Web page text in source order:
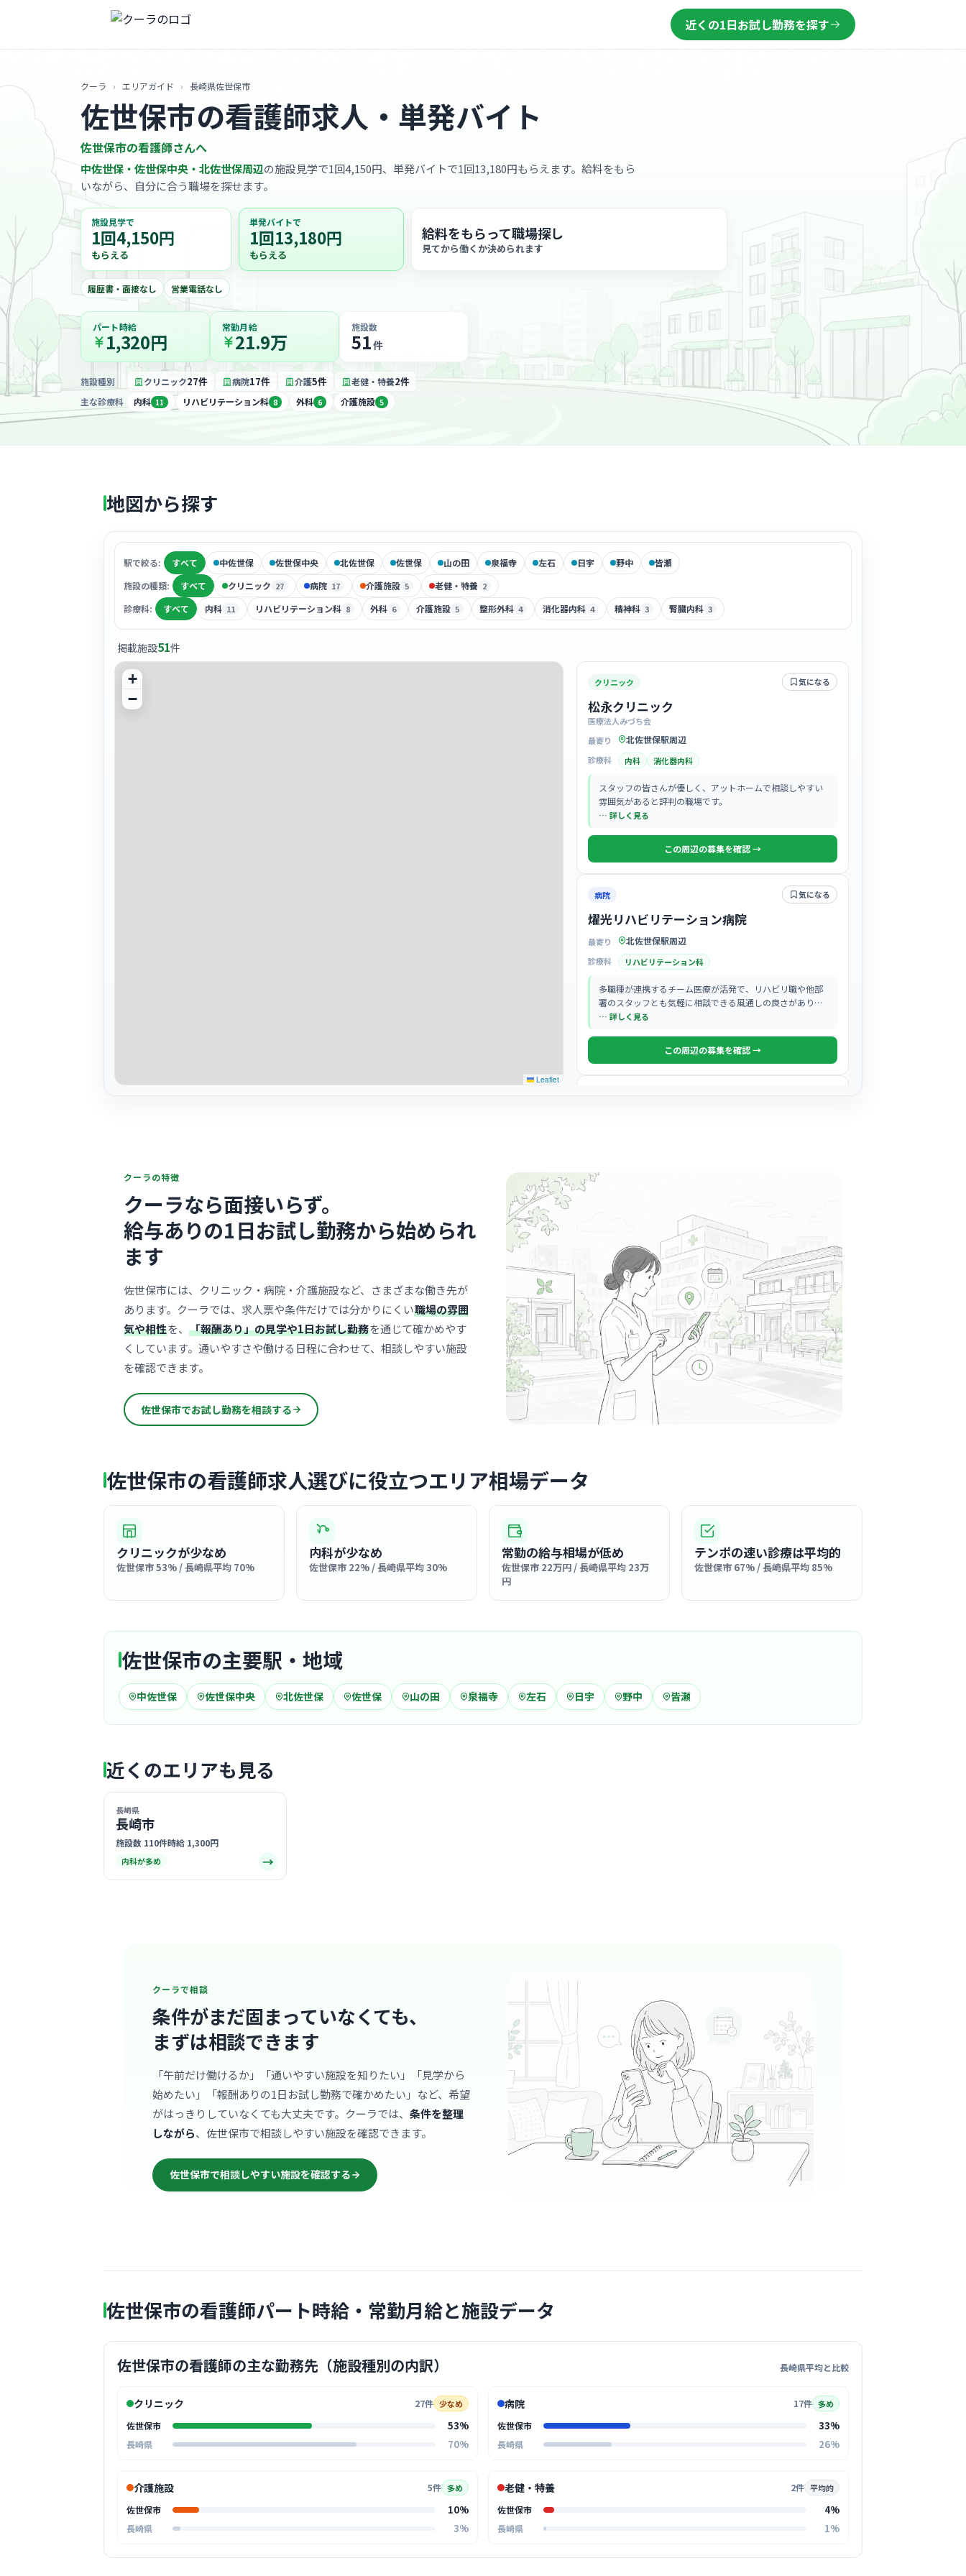
近くの1日お試し勤務を探す
クーラ › エリアガイド › 長崎県佐世保市
佐世保市の看護師求人・単発バイト
佐世保市の看護師さんへ
中佐世保・佐世保中央・北佐世保周辺の施設見学で1回4,150円、単発バイトで1回13,180円もらえます。給料をもら
いながら、自分に合う職場を探せます。
施設見学で
1回4,150円
もらえる
単発バイトで
1回13,180円
もらえる
給料をもらって職場探し
見てから働くか決められます
履歴書・面接なし 営業電話なし
パート時給
1,320円
常勤月給
21.9万
施設数
51件
施設種別 クリニック27件 病院17件 介護5件 老健・特養2件
主な診療科 内科 11 リハビリテーション科 8 外科 6 介護施設 5
地図から探す
駅で絞る: すべて 中佐世保 佐世保中央 北佐世保 佐世保 山の田 泉福寺 左石 日宇 野中
皆瀬
施設の種類:
すべて クリニック 27 病院 17 介護施設 5 老健・特養 2
診療科: すべて 内科 11 リハビリテーション科 8 外科 6 介護施設 5 整形外科 4 消化器内科 4 精神科 3 腎臓内科 3
掲載施設51件
+
−
Leaflet
クリニック 気になる
松永クリニック
医療法人みづち会
最寄り
北佐世保駅周辺
診療科 内科 消化器内科
スタッフの皆さんが優しく、アットホームで相談しやすい
雰囲気があると評判の職場です。
… 詳しく見る
この周辺の募集を確認 →
病院 気になる
燿光リハビリテーション病院
最寄り 北佐世保駅周辺
診療科 リハビリテーション科
多職種が連携するチーム医療が活発で、リハビリ職や他部
署のスタッフとも気軽に相談できる風通しの良さがありま
す。
… 詳しく見る
この周辺の募集を確認 →
この周辺の募集を確認 →
クリニック 気になる
森本耳鼻咽喉科医院
最寄り 中佐世保駅周辺
診療科 耳鼻咽喉科
地域に長く親しまれているクリニックで、アットホームで
落ち着いた雰囲気の中、患者さんと向き合える環境です。
… 詳しく見る
医療法人誠美会荒木内科クリニック
明治時代から4代にわたって続く歴史あるクリニックで、地
な雰囲気があります。街のかかりつけ医として、患者さんと
… 詳しく見る
この周辺の募集を確認 →
つきやま産婦人科
この周辺の募集を確認 →
介護施設 気になる
老人保健施設 サクラ
社会福祉法人幼老育成会
最寄り
北佐世保駅周辺
診療科 リハビリテーション科 介護施設
「明るく家庭的な雰囲気」を大切にされており、施設内は
いつも活気にあふれています。利用者様お一人おひとりの
最寄り
佐世保中央駅周辺
気になる
クーラの特徴
クーラなら面接いらず。
給与ありの1日お試し勤務から始められ
ます
佐世保市には、クリニック・病院・介護施設など、さまざまな働き先が
あります。クーラでは、求人票や条件だけでは分かりにくい職場の雰囲
気や相性を、 「報酬あり」の見学や1日お試し勤務を通じて確かめやす
くしています。通いやすさや働ける日程に合わせて、相談しやすい施設
を確認できます。
佐世保市でお試し勤務を相談する
佐世保市の看護師求人選びに役立つエリア相場データ
クリニックが少なめ
佐世保市 53% / 長崎県平均 70%
内科が少なめ
佐世保市 22% / 長崎県平均 30%
常勤の給与相場が低め
佐世保市 22万円 / 長崎県平均 23万
円
テンポの速い診療は平均的
佐世保市 67% / 長崎県平均 85%
佐世保市の主要駅・地域
中佐世保 佐世保中央 北佐世保 佐世保 山の田 泉福寺 左石 日宇 野中 皆瀬
近くのエリアも見る
長崎県
長崎市
施設数 110件時給 1,300円
内科が多め →
クーラで相談
条件がまだ固まっていなくても、
まずは相談できます
「午前だけ働けるか」「通いやすい施設を知りたい」「見学から
始めたい」「報酬ありの1日お試し勤務で確かめたい」など、希望
がはっきりしていなくても大丈夫です。クーラでは、 条件を整理
しながら、佐世保市で相談しやすい施設を確認できます。
佐世保市で相談しやすい施設を確認する
佐世保市の看護師パート時給・常勤月給と施設データ
佐世保市の看護師の主な勤務先（施設種別の内訳） 長崎県平均と比較
クリニック 27件 少なめ
佐世保市 53%
長崎県 70%
病院 17件 多め
佐世保市 33%
長崎県 26%
介護施設 5件 多め
佐世保市 10%
長崎県 3%
老健・特養 2件 平均的
佐世保市 4%
長崎県 1%